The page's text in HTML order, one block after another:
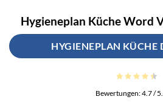
Hygieneplan Küche Word
HYGIENEPLAN KÜCHE
Bewertungen:4.7/ 5.